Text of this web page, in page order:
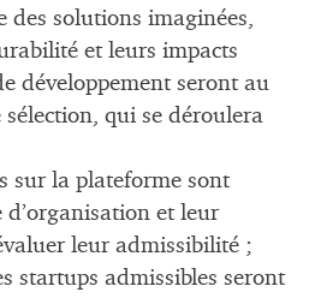
des solutions imaginées,
et leurs impacts
développement seront au
qui se déroulera
sur la plateforme sont
d’organisation et leur
leur admissibilité ;
startups admissibles seront